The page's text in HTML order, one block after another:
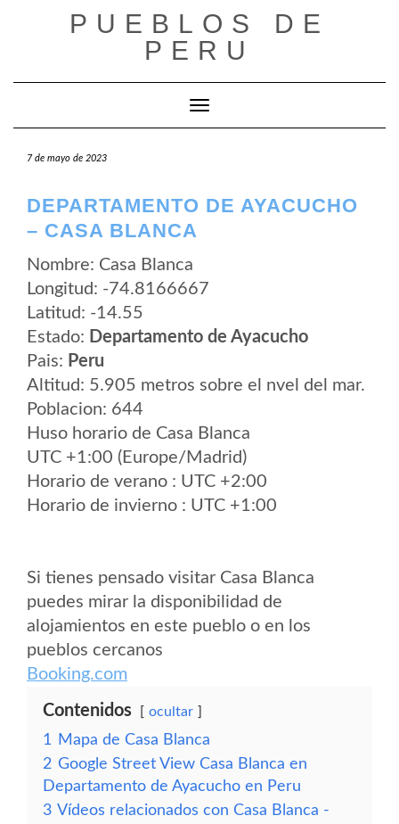
PUEBLOS DE
PERU
Cambiar modo de navegación
7 de mayo de 2023
DEPARTAMENTO DE AYACUCHO
– CASA BLANCA
Nombre: Casa Blanca
Longitud: -74.8166667
Latitud: -14.55
Estado: Departamento de Ayacucho
Pais: Peru
Altitud: 5.905 metros sobre el nvel del mar.
Poblacion: 644
Huso horario de Casa Blanca
UTC +1:00 (Europe/Madrid)
Horario de verano : UTC +2:00
Horario de invierno : UTC +1:00
Si tienes pensado visitar Casa Blanca
puedes mirar la disponibilidad de
alojamientos en este pueblo o en los
pueblos cercanos
Booking.com
Contenidos ocultar
1
Mapa de Casa Blanca
2 Google Street View Casa Blanca en
Departamento de Ayacucho en Peru
3 Vídeos relacionados con Casa Blanca -